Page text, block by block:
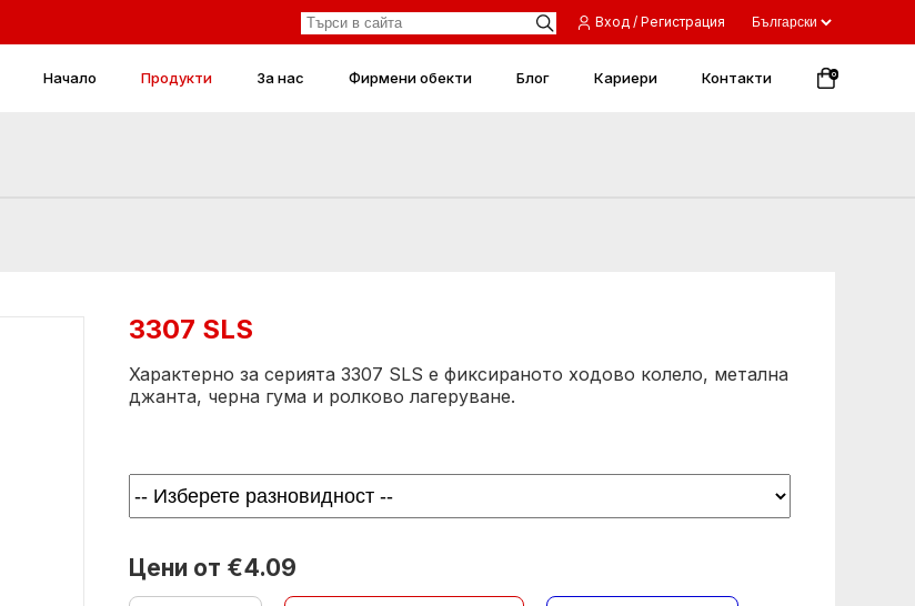
Вход / Регистрация
0
Начало Продукти За нас Фирмени обекти Блог Кариери Контакти
3307 SLS
Характерно за серията 3307 SLS e фиксираното ходово колело, метална
джанта, черна гума и ролково лагеруване.
Цени от €4.09